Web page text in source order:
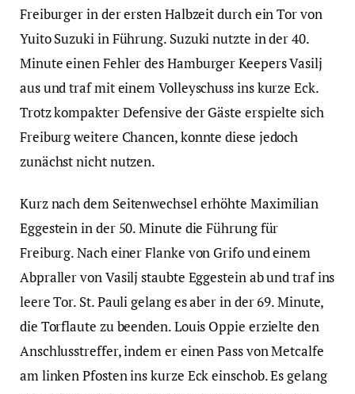
Freiburger in der ersten Halbzeit durch ein Tor von
Yuito Suzuki in Führung. Suzuki nutzte in der 40.
Minute einen Fehler des Hamburger Keepers Vasilj
aus und traf mit einem Volleyschuss ins kurze Eck.
Trotz kompakter Defensive der Gäste erspielte sich
Freiburg weitere Chancen, konnte diese jedoch
zunächst nicht nutzen.
Kurz nach dem Seitenwechsel erhöhte Maximilian
Eggestein in der 50. Minute die Führung für
Freiburg. Nach einer Flanke von Grifo und einem
Abpraller von Vasilj staubte Eggestein ab und traf ins
leere Tor. St. Pauli gelang es aber in der 69. Minute,
die Torflaute zu beenden. Louis Oppie erzielte den
Anschlusstreffer, indem er einen Pass von Metcalfe
am linken Pfosten ins kurze Eck einschob. Es gelang